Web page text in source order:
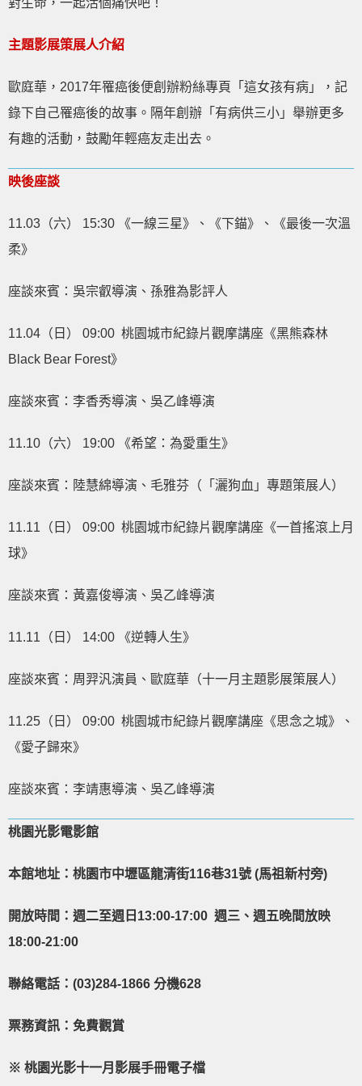
對生命，一起活個痛快吧！
主題影展策展人介紹
歐庭華，2017年罹癌後便創辦粉絲專頁「這女孩有病」，記
錄下自己罹癌後的故事。隔年創辦「 有病供三小 」舉辦更多
有趣的活動，鼓勵年輕癌友走出去。
映後座談
11.03（六） 15:30 《一線三星》、《下錨》、《最後一次溫
柔》
座談來賓：吳宗叡導演、 孫雅為影評人
11.04（日） 09:00 桃園城市紀錄片觀摩講座 《黑熊森林
Black Bear Forest》
座談來賓：李香秀導演、吳乙峰導演
11.10（六） 19:00 《希望：為愛重生》
座談來賓： 陸慧綿導演、毛雅芬（「灑狗血」專題策展人）
11.11（日） 09:00 桃園城市紀錄片觀摩講座 《一首搖滾上月
球》
座談來賓：黃嘉俊導演、吳乙峰導演
11.11（日） 14:00 《逆轉人生》
座談來賓： 周羿汎演員、歐庭華（十一月主題影展策展人）
11.25（日） 09:00 桃園城市紀錄片觀摩講座《思念之城》、
《愛子歸來》
座談來賓：李靖惠導演、吳乙峰導演
桃園光影電影館
本館地址：桃園市中壢區龍清街116巷31號 (馬祖新村旁)
開放時間：週二至週日13:00-17:00 週三、週五晚間放映
18:00-21:00
聯絡電話：(03)284-1866 分機628
票務資訊：免費觀賞
※ 桃園光影十一月影展手冊電子檔